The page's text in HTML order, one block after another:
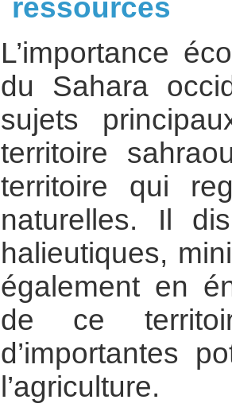
ressources
L’importance
du Sahara
sujets
territoire
territoire qui
naturelles. Il
halieutiques,
également en
de ce
d’importantes
l’agriculture.